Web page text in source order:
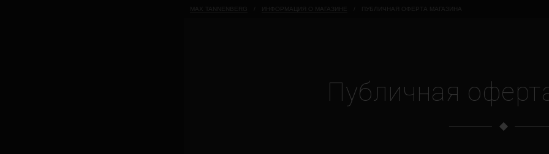
MAX TANNENBERG ИНФОРМАЦИЯ О МАГАЗИНЕ ПУБЛИЧНАЯ ОФЕРТА МАГАЗИНА
Публичная